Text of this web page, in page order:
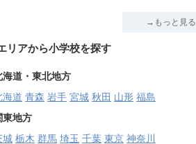
→もっと見る
リアから小学校を探す
海道・東北地方
海道 青森 岩手 宮城 秋田 山形 福島
東地方
城 栃木 群馬 埼玉 千葉 東京 神奈川